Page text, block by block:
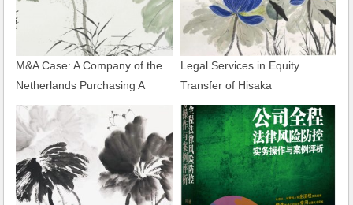
M&A Case: A Company of the
Netherlands Purchasing A
Domestic Company in
Shandong
Legal Services in Equity
Transfer of Hisaka
Transmission Machinery